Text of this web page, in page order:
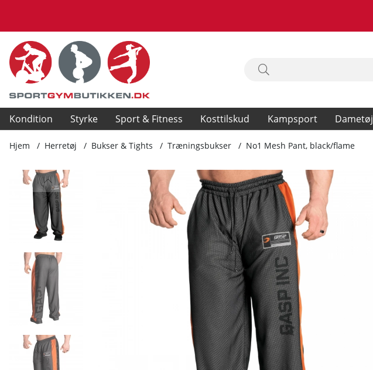
Kondition Styrke Sport & Fitness Kosttilskud Kampsport Dametøj
Hjem Herretøj Bukser & Tights Træningsbukser No1 Mesh Pant, black/flame
Produktbilleder No1 Mesh Pant, black/flame